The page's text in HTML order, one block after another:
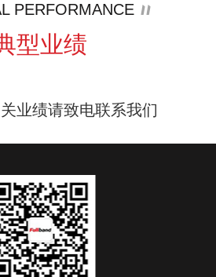
PERFORMANCE
型业绩
业绩请致电联系我们